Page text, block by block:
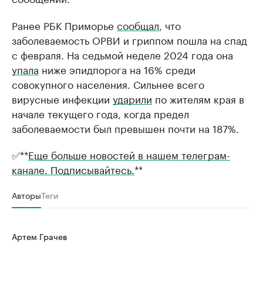
Ранее РБК Приморье сообщал , что
заболеваемость ОРВИ и гриппом пошла на спад
с февраля. На седьмой неделе 2024 года она
упала ниже эпидпорога на 16% среди
совокупного населения. Сильнее всего
вирусные инфекции ударили по жителям края в
начале текущего года, когда предел
заболеваемости был превышен почти на 187%.
✅**Еще больше новостей в нашем телеграм-
канале. Подписывайтесь. **
АвторыТеги
Артем Грачев